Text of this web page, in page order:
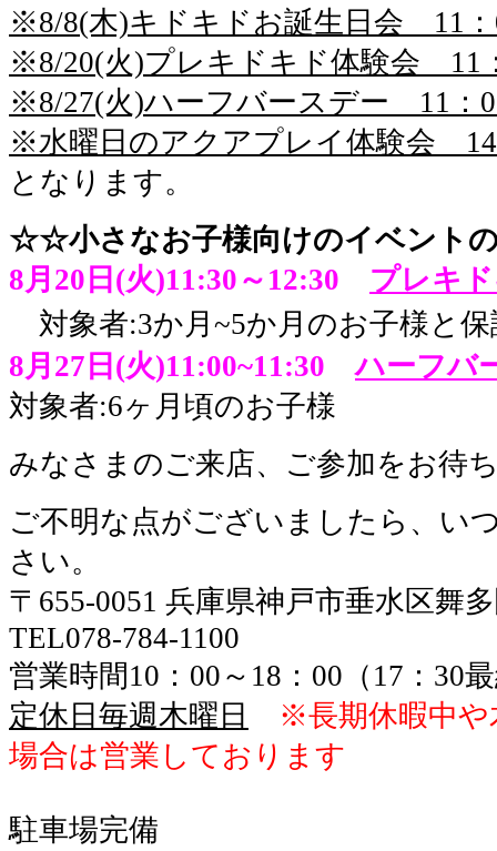
※8/8(木)キドキドお誕生日会 11：
※8/20(火)プレキドキド体験会 11
※8/27(火)ハーフバースデー 11：
※水曜日のアクアプレイ体験会 14
となります。
☆☆小さなお子様向けのイベント
8月20日(火)11:30～12:30 プレキ
対象者:3か月~5か月のお子様と
8月27日(火)11:00~11:30ハーフバ
対象者:6ヶ月頃のお子様
みなさまのご来店、ご参加をお待
ご不明な点がございましたら、い
さい。
〒655-0051 兵庫県神戸市垂水区舞
TEL078-784-1100
営業時間10：00～18：00（17：30
定休日毎週木曜日
※長期休暇中や
場合は営業しております
駐車場完備